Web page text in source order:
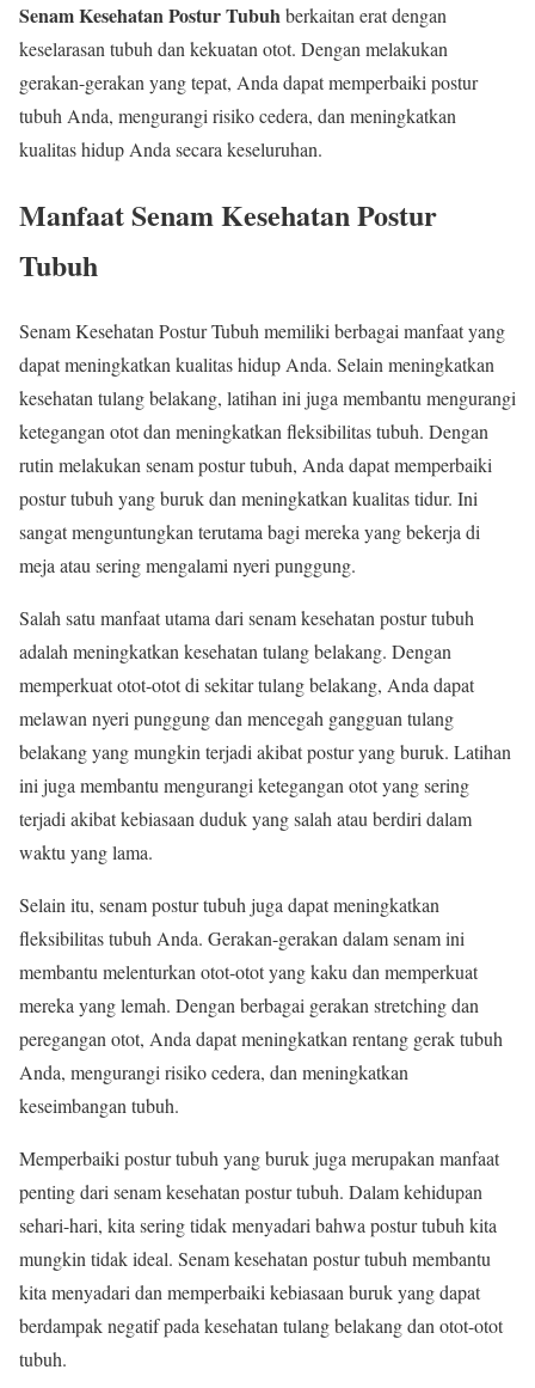
Senam Kesehatan Postur Tubuhberkaitan erat dengan
keselarasan tubuh dan kekuatan otot. Dengan melakukan
gerakan-gerakan yang tepat, Anda dapat memperbaiki postur
tubuh Anda, mengurangi risiko cedera, dan meningkatkan
kualitas hidup Anda secara keseluruhan.
Manfaat Senam Kesehatan Postur
Tubuh
Senam Kesehatan Postur Tubuh memiliki berbagai manfaat yang
dapat meningkatkan kualitas hidup Anda. Selain meningkatkan
kesehatan tulang belakang, latihan ini juga membantu mengurangi
ketegangan otot dan meningkatkan fleksibilitas tubuh. Dengan
rutin melakukan senam postur tubuh, Anda dapat memperbaiki
postur tubuh yang buruk dan meningkatkan kualitas tidur. Ini
sangat menguntungkan terutama bagi mereka yang bekerja di
meja atau sering mengalami nyeri punggung.
Salah satu manfaat utama dari senam kesehatan postur tubuh
adalah meningkatkan kesehatan tulang belakang. Dengan
memperkuat otot-otot di sekitar tulang belakang, Anda dapat
melawan nyeri punggung dan mencegah gangguan tulang
belakang yang mungkin terjadi akibat postur yang buruk. Latihan
ini juga membantu mengurangi ketegangan otot yang sering
terjadi akibat kebiasaan duduk yang salah atau berdiri dalam
waktu yang lama.
Selain itu, senam postur tubuh juga dapat meningkatkan
fleksibilitas tubuh Anda. Gerakan-gerakan dalam senam ini
membantu melenturkan otot-otot yang kaku dan memperkuat
mereka yang lemah. Dengan berbagai gerakan stretching dan
peregangan otot, Anda dapat meningkatkan rentang gerak tubuh
Anda, mengurangi risiko cedera, dan meningkatkan
keseimbangan tubuh.
Memperbaiki postur tubuh yang buruk juga merupakan manfaat
penting dari senam kesehatan postur tubuh. Dalam kehidupan
sehari-hari, kita sering tidak menyadari bahwa postur tubuh kita
mungkin tidak ideal. Senam kesehatan postur tubuh membantu
kita menyadari dan memperbaiki kebiasaan buruk yang dapat
berdampak negatif pada kesehatan tulang belakang dan otot-otot
tubuh.